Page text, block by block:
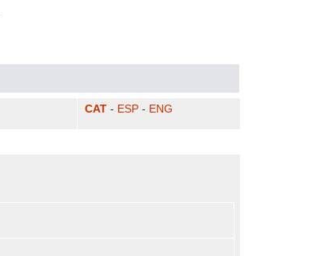
CAT - ESP - ENG